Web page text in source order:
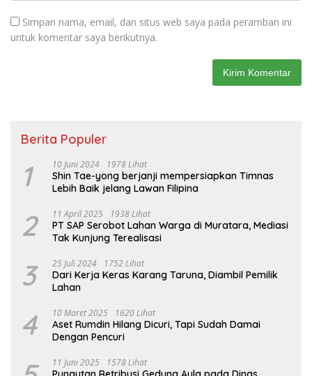
Simpan nama, email, dan situs web saya pada peramban ini
untuk komentar saya berikutnya.
Berita Populer
1 10 Juni 2024 1978 Lihat
Shin Tae-yong berjanji mempersiapkan Timnas
Lebih Baik jelang Lawan Filipina
2 11 April 2025 1938 Lihat
PT SAP Serobot Lahan Warga di Muratara, Mediasi
Tak Kunjung Terealisasi
3 25 Juli 2024 1752 Lihat
Dari Kerja Keras Karang Taruna, Diambil Pemilik
Lahan
4 10 Maret 2025 1620 Lihat
Aset Rumdin Hilang Dicuri, Tapi Sudah Damai
Dengan Pencuri
11 Juni 2025 1578 Lihat